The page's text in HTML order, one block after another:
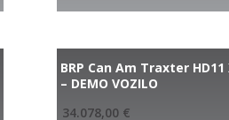
BRP Can Am Traxter HD11
– DEMO VOZILO
34.078,00 €